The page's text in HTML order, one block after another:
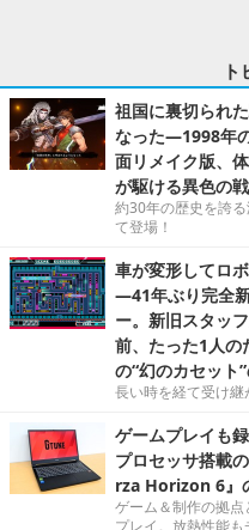
ト
祖国に裏切られ
なった―1998年
面リメイク版、
が駆ける異色の
約30年の歴史を誇
て登場！
車が変形してロ
―41年ぶり完全
ー。新旧スタッ
前、たった1人の
の“幻のカセット
長い時を経て受け継
ゲームプレイも
プロセッサ搭載
rza Horizon 6』
ゲーム＆制作の拠